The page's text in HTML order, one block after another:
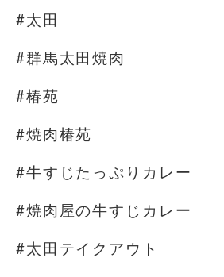
#太田
#群馬太田焼肉
#椿苑
#焼肉椿苑
#牛すじたっぷりカレー
#焼肉屋の牛すじカレー
#太田テイクアウト